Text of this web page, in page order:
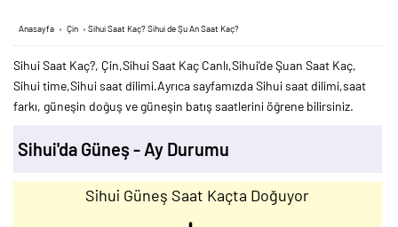
Anasayfa › Çin › Sihui Saat Kaç? Sihui de Şu An Saat Kaç?
Sihui Saat Kaç?, Çin,Sihui Saat Kaç Canlı,Sihui’de Şuan Saat Kaç,
Sihui time,Sihui saat dilimi.Ayrıca sayfamızda Sihui saat dilimi,saat
farkı, güneşin doğuş ve güneşin batış saatlerini öğrene bilirsiniz.
Sihui'da Güneş - Ay Durumu
Sihui Güneş Saat Kaçta Doğuyor